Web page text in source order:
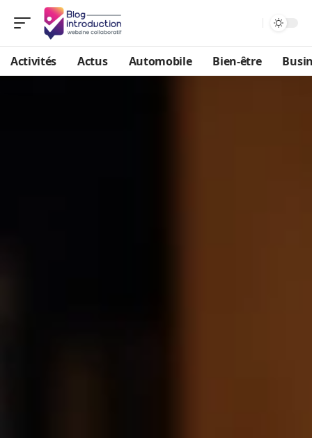
Activités Actus Automobile Bien-être